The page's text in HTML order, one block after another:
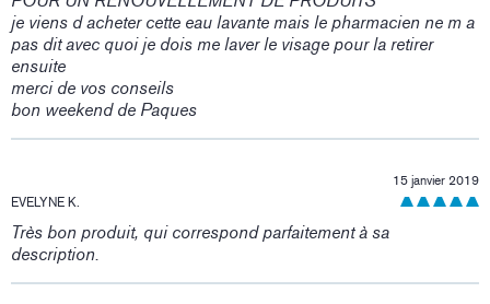
je viens d acheter cette eau lavante mais le pharmacien ne m a
pas dit avec quoi je dois me laver le visage pour la retirer
ensuite
merci de vos conseils
bon weekend de Paques
EVELYNE K.
15 janvier 2019
Très bon produit, qui correspond parfaitement à sa
description.